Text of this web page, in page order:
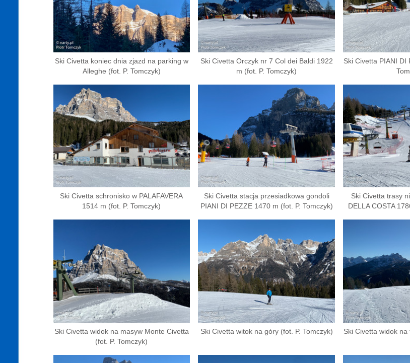
Ski Civetta koniec dnia zjazd na parking w
Alleghe (fot. P. Tomczyk)
Ski Civetta Orczyk nr 7 Col dei Baldi 1922
m (fot. P. Tomczyk)
Ski Civetta PIANI DI
Ski Civetta schronisko w PALAFAVERA
1514 m (fot. P. Tomczyk)
Ski Civetta stacja przesiadkowa gondoli
PIANI DI PEZZE 1470 m (fot. P. Tomczyk)
Ski Civetta trasy
DELLA COSTA
Ski Civetta widok na masyw Monte Civetta
(fot. P. Tomczyk)
Ski Civetta witok na góry (fot. P. Tomczyk) Ski Civetta widok na